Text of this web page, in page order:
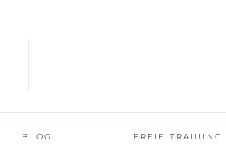
BLOG FREIE TRAUUNG